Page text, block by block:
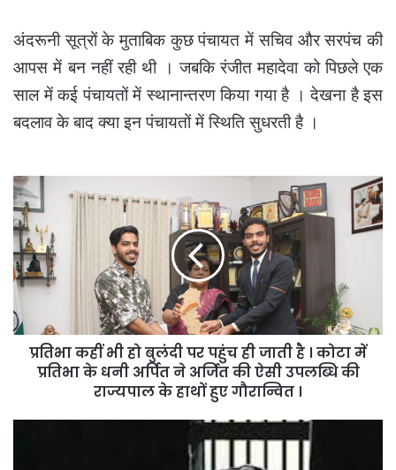
अंदरूनी सूत्रों के मुताबिक कुछ पंचायत में सचिव और सरपंच की
आपस में बन नहीं रही थी । जबकि रंजीत महादेवा को पिछले एक
साल में कई पंचायतों में स्थानान्तरण किया गया है । देखना है इस
बदलाव के बाद क्या इन पंचायतों में स्थिति सुधरती है ।
प्रतिभा
कहीं
भी
हो
बुलंदी
पर
पहुंच
ही
जाती
प्रतिभा कहीं भी हो बुलंदी पर पहुंच ही जाती है । कोटा में
प्रतिभा के धनी अर्पित ने अर्जित की ऐसी उपलब्धि की
राज्यपाल के हाथों हुए गौरान्वित ।